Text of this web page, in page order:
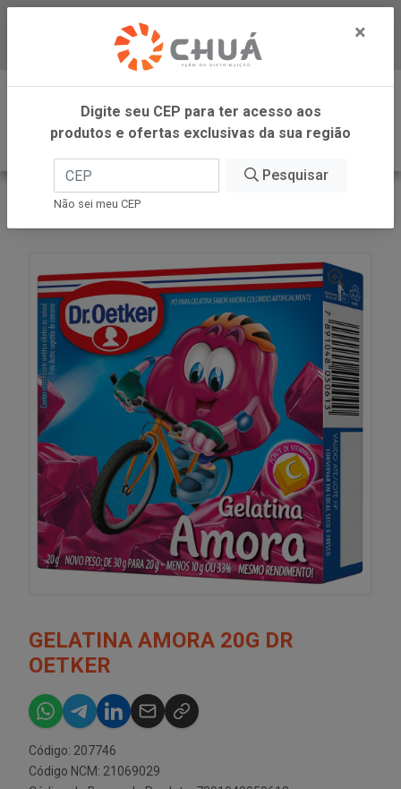
Baixe já nosso APP
0
INÍCIO
DR OETKER BRASIL
GELATINA AMORA 20G DR
OETKER
Código: 207746
Código NCM: 21069029
×
Digite seu CEP para ter acesso aos
produtos e ofertas exclusivas da sua região
Pesquisar
Não sei meu CEP